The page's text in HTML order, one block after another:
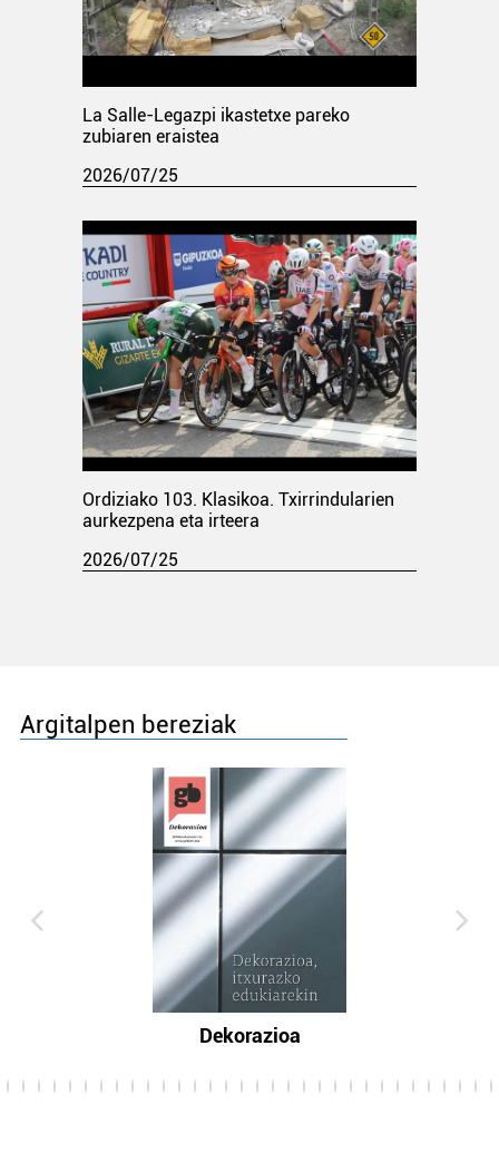
La Salle-Legazpi ikastetxe pareko
zubiaren eraistea
2026/07/25
Ordiziako 103. Klasikoa. Txirrindularien
aurkezpena eta irteera
2026/07/25
Argitalpen bereziak
Dekorazioa